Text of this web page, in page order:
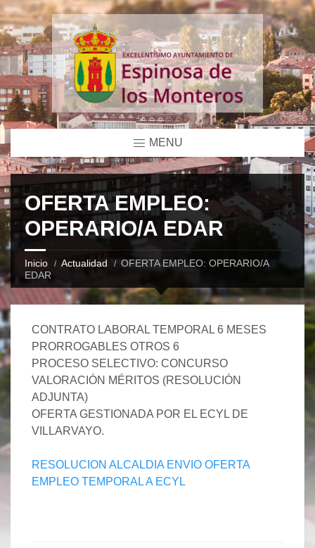
MENU
OFERTA EMPLEO:
OPERARIO/A EDAR
Inicio Actualidad
OFERTA EMPLEO: OPERARIO/A
EDAR
CONTRATO LABORAL TEMPORAL 6 MESES
PRORROGABLES OTROS 6
PROCESO SELECTIVO: CONCURSO
VALORACIÓN MÉRITOS (RESOLUCIÓN
ADJUNTA)
OFERTA GESTIONADA POR EL ECYL DE
VILLARVAYO.
RESOLUCION ALCALDIA ENVIO OFERTA
EMPLEO TEMPORAL A ECYL